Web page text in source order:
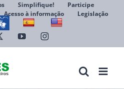
Simplifique!
Participe
Acesso à informação
Legislação
YouTubeInstagram